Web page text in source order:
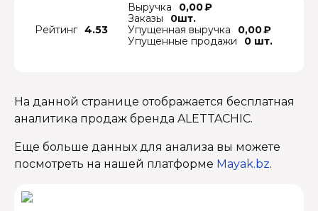
Рейтинг 4.53
Выручка
0,00 ₽
Заказы
0шт.
Упущенная выручка
0,00 ₽
Упущенные продажи
0 шт.
На данной странице отображается бесплатная
аналитика продаж бренда ALETTACHIC.
Еще больше данных для анализа вы можете
посмотреть на нашей платформе Mayak.bz.